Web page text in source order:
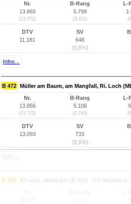
Nr.
13.865
(13.772)
B-Rang
5.798
(3.421)
L-
DTV
11.181
SV
648
(5,8%)
Infos...
B 472 Müller am Baum, am Mangfall, Ri. Loch
Nr.
13.866
(13.773)
B-Rang
5.106
(2.740)
L-
DTV
13.093
SV
733
(5,6%)
Infos...
B 472 AS südl. Miesbach (B 307) - OD